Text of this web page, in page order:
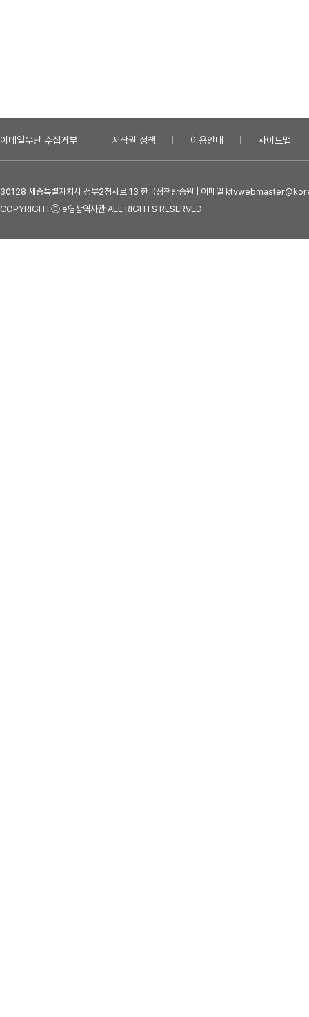
이메일무단 수집거부 저작권 정책 이용안내 사이트맵
30128 세종특별자치시 정부2청사로 13 한국정책방송원 | 이메일
COPYRIGHTⓒ e영상역사관 ALL RIGHTS RESERVED